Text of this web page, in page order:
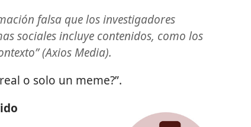
falsa que los investigadores
sociales incluye contenidos, como los
(Axios Media).
o solo un meme?”.